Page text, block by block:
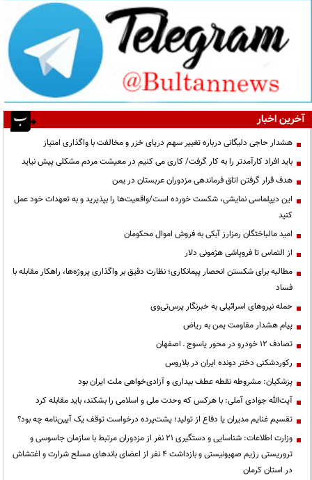
آخرین اخبار
هشدار حاجی دلیگانی درباره تغییر سهم دریای خزر و مخالفت با واگذاری امتیاز
باید افراد کارآمدتر را به کار گرفت/ کاری می کنیم در معیشت مردم مشکلی پیش نیاید
هدف قرار گرفتن اتاق‌ فرماندهی مزدوران عربستان در یمن
این دیپلماسی نمایشی، شکست خورده است/واقعیت‌ها را بپذیرید و به تعهدات خود عمل
کنید
امید مالباختگان رمزارز آبکی به فروش اموال محکومان
از التماس تا فروپاشی هژمونی دلار
مطالبه برای شکستن انحصار پیمانکاری؛ نظارت دقیق بر واگذاری پروژه‌ها، راهکار مقابله با
فساد
حمله نیروهای اسرائیلی به خبرنگار پرس‌تی‌وی
پیام هشدار مقاومت یمن به ریاض
تصادف ۱۲ خودرو در محور یاسوج ـ اصفهان
رکوردشکنی دختر دونده ایران در بلاروس
پزشکیان: مشروطه نقطه عطف بیداری و آزادی‌خواهی ملت ایران بود
آیت‌الله جوادی آملی: با هرکس که وحدت ملی و اسلامی را بشکند، باید مقابله کرد
تقسیم غنایم مدیران یا دفاع از تولید؛ پشت‌پرده درخواست توقف یک آیین‌نامه چه بود؟
وزارت اطلاعات: شناسایی و دستگیری ۲۱ نفر از مزدوران مرتبط با سازمان جاسوسی و
تروریستی رژیم صهیونیستی و بازداشت ۴ نفر از اعضای باندهای مسلح شرارت و اغتشاش
در استان کرمان